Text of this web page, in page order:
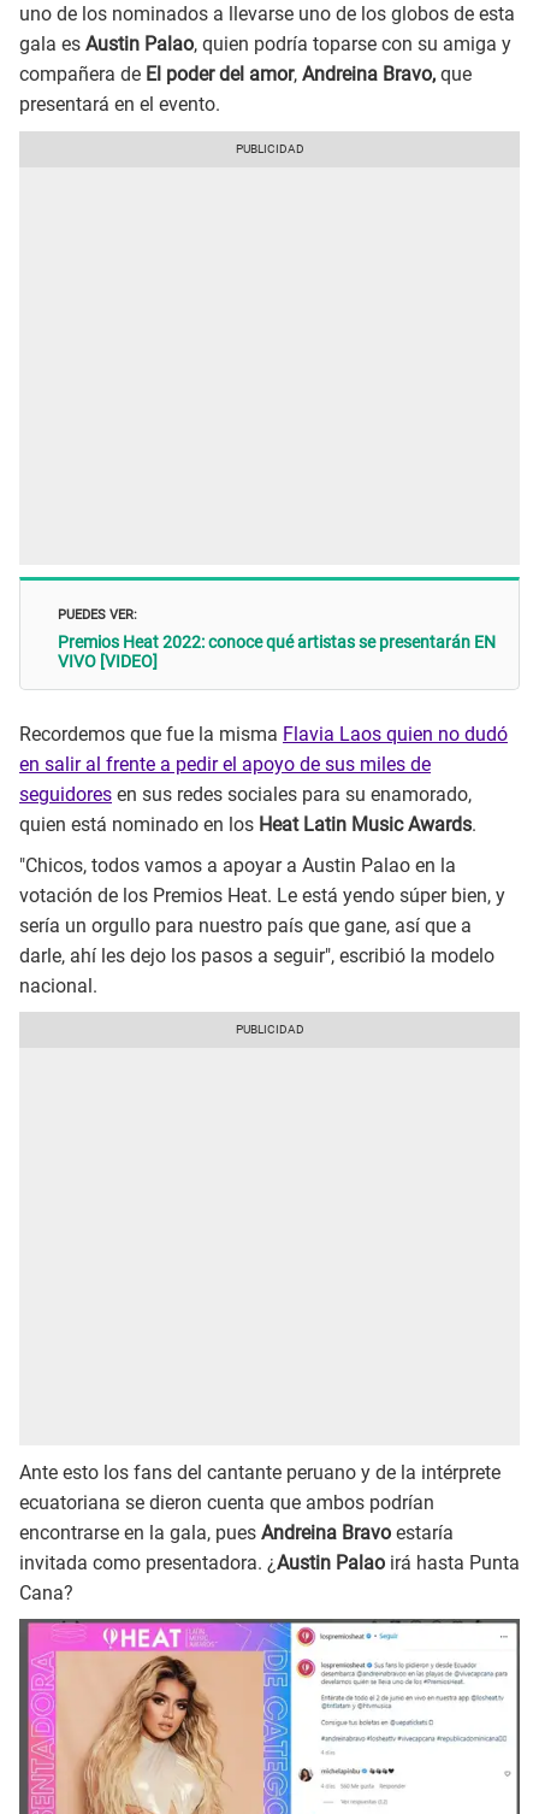
uno de los nominados a llevarse uno de los globos de esta
gala es Austin Palao, quien podría toparse con su amiga y
compañera de El poder del amor, Andreina Bravo, que
presentará en el evento.
PUEDES VER:
Premios Heat 2022: conoce qué artistas se presentarán EN
VIVO [VIDEO]
Recordemos que fue la misma Flavia Laos quien no dudó
en salir al frente a pedir el apoyo de sus miles de
seguidores en sus redes sociales para su enamorado,
quien está nominado en los Heat Latin Music Awards.
"Chicos, todos vamos a apoyar a Austin Palao en la
votación de los Premios Heat. Le está yendo súper bien, y
sería un orgullo para nuestro país que gane, así que a
darle, ahí les dejo los pasos a seguir", escribió la modelo
nacional.
Ante esto los fans del cantante peruano y de la intérprete
ecuatoriana se dieron cuenta que ambos podrían
encontrarse en la gala, pues Andreina Bravo estaría
invitada como presentadora. ¿Austin Palao irá hasta Punta
Cana?